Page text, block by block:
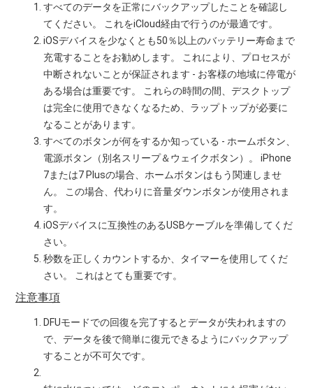
すべてのデータを正常にバックアップしたことを確認し
てください。 これをiCloud経由で行うのが最適です。
iOSデバイスを少なくとも50％以上のバッテリー寿命まで
充電することをお勧めします。 これにより、プロセスが
中断されないことが保証されます - お客様の地域に停電が
ある場合は重要です。 これらの時間の間、デスクトップ
は完全に使用できなくなるため、ラップトップが必要に
なることがあります。
すべてのボタンが何をするか知っている - ホームボタン、
電源ボタン（別名スリープ＆ウェイクボタン）。 iPhone
7または7 Plusの場合、ホームボタンはもう関連しませ
ん。 この場合、代わりに音量ダウンボタンが使用されま
す。
iOSデバイスに互換性のあるUSBケーブルを準備してくだ
さい。
秒数を正しくカウントするか、タイマーを使用してくだ
さい。 これはとても重要です。
注意事項
DFUモードでの回復を完了するとデータが失われますの
で、データを後で簡単に復元できるようにバックアップ
することが不可欠です。